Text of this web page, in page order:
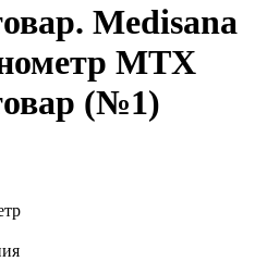
Medisana
MTX
(№1)